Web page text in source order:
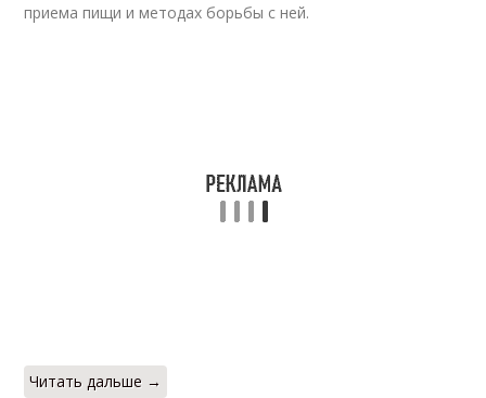
приема пищи и методах борьбы с ней.
Читать дальше →